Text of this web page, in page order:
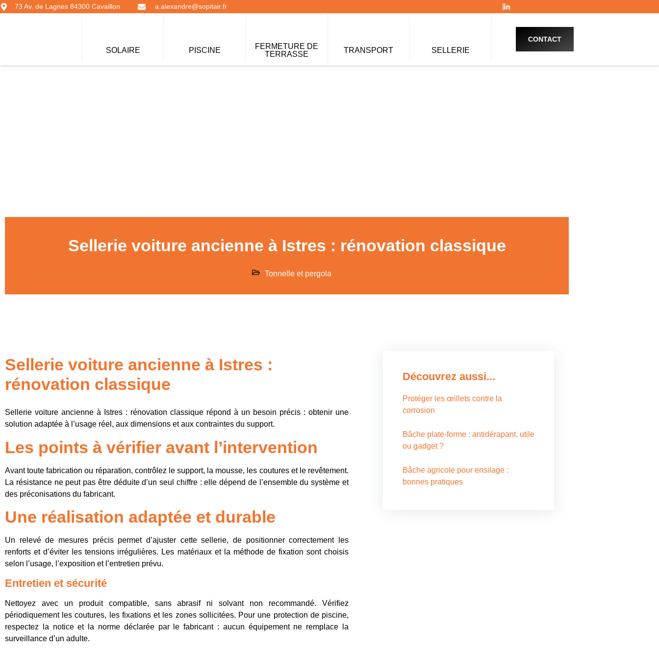
73 Av. de Lagnes 84300 Cavaillon a.alexandre@sopitair.fr
SOLAIRE PISCINE
FERMETURE DE
TERRASSE
TRANSPORT SELLERIE
CONTACT
Sellerie voiture ancienne à Istres : rénovation classique
Tonnelle et pergola
Sellerie voiture ancienne à Istres :
rénovation classique
Sellerie voiture ancienne à Istres : rénovation classique répond à un besoin précis : obtenir une
solution adaptée à l’usage réel, aux dimensions et aux contraintes du support.
Les points à vérifier avant l’intervention
Avant toute fabrication ou réparation, contrôlez le support, la mousse, les coutures et le revêtement.
La résistance ne peut pas être déduite d’un seul chiffre : elle dépend de l’ensemble du système et
des préconisations du fabricant.
Une réalisation adaptée et durable
Un relevé de mesures précis permet d’ajuster cette sellerie, de positionner correctement les
renforts et d’éviter les tensions irrégulières. Les matériaux et la méthode de fixation sont choisis
selon l’usage, l’exposition et l’entretien prévu.
Entretien et sécurité
Nettoyez avec un produit compatible, sans abrasif ni solvant non recommandé. Vérifiez
périodiquement les coutures, les fixations et les zones sollicitées. Pour une protection de piscine,
respectez la notice et la norme déclarée par le fabricant : aucun équipement ne remplace la
surveillance d’un adulte.
Découvrez aussi...
Protéger les œillets contre la
corrosion
Bâche plate-forme : antidérapant, utile
ou gadget ?
Bâche agricole pour ensilage :
bonnes pratiques